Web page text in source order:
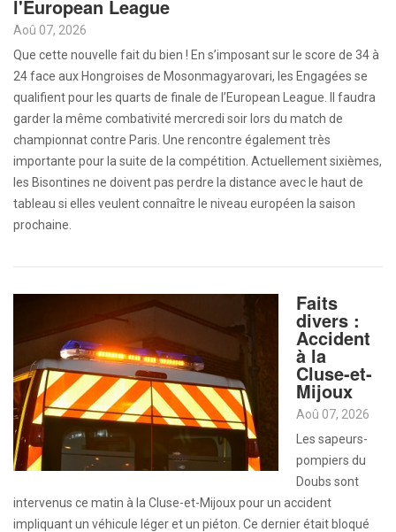
l'European League
Aoû 07, 2026
Que cette nouvelle fait du bien ! En s’imposant sur le score de 34 à
24 face aux Hongroises de Mosonmagyarovari, les Engagées se
qualifient pour les quarts de finale de l’European League. Il faudra
garder la même combativité mercredi soir lors du match de
championnat contre Paris. Une rencontre également très
importante pour la suite de la compétition. Actuellement sixièmes,
les Bisontines ne doivent pas perdre la distance avec le haut de
tableau si elles veulent connaître le niveau européen la saison
prochaine.
Faits
divers :
Accident
à la
Cluse-et-
Mijoux
Aoû 07, 2026
Les sapeurs-
pompiers du
Doubs sont
intervenus ce matin à la Cluse-et-Mijoux pour un accident
impliquant un véhicule léger et un piéton. Ce dernier était bloqué